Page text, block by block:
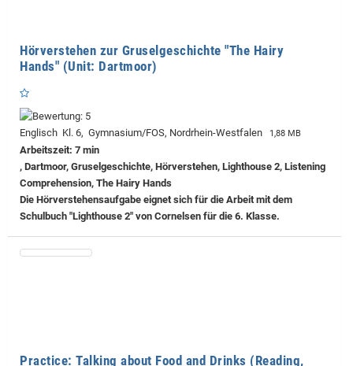
Hörverstehen zur Gruselgeschichte "The Hairy
Hands" (Unit: Dartmoor)
Englisch Kl. 6, Gymnasium/FOS, Nordrhein-Westfalen 1,88 MB
Arbeitszeit: 7 min
, Dartmoor, Gruselgeschichte, Hörverstehen, Lighthouse 2, Listening
Comprehension, The Hairy Hands
Die Hörverstehensaufgabe eignet sich für die Arbeit mit dem
Schulbuch "Lighthouse 2" von Cornelsen für die 6. Klasse.
Practice: Talking about Food and Drinks (Reading,